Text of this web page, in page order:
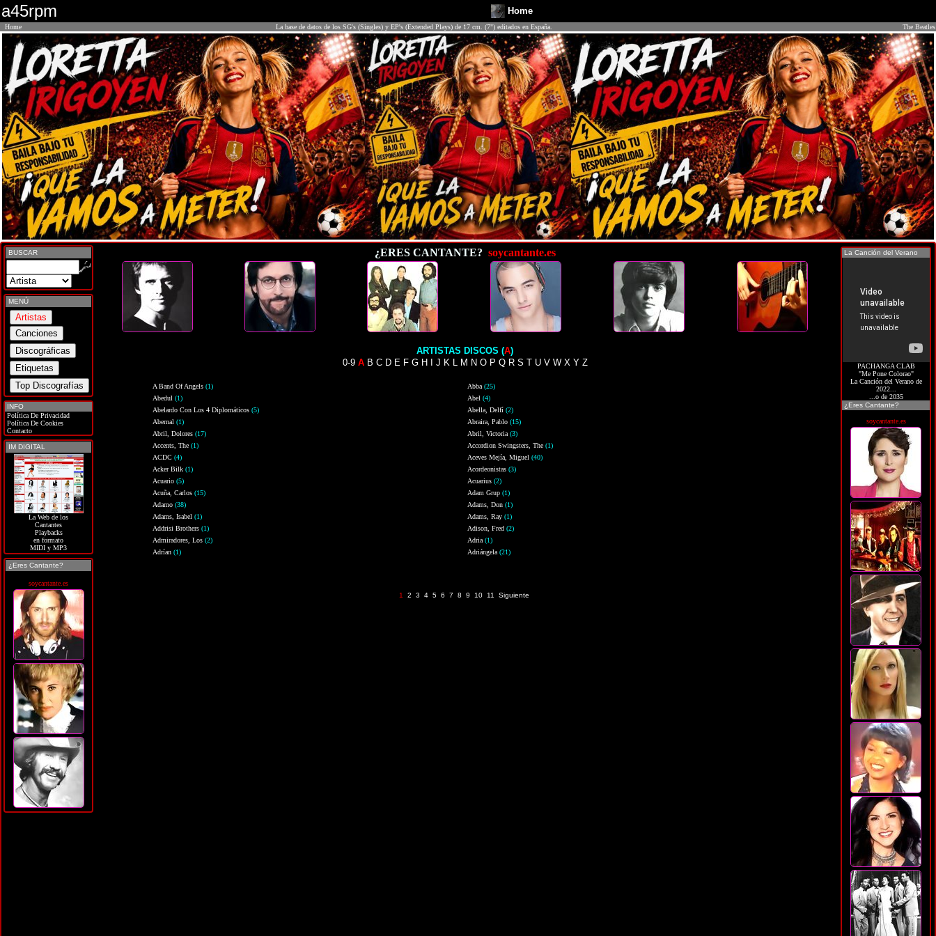
a45rpm Home
Home La base de datos de los SG's (Singles) y EP's (Extended Plays) de 17 cm. (7") editados en España. The Beatles
BUSCAR
MENÚ
INFO
Política De Privacidad
Política De Cookies
Contacto
IM DIGITAL
La Web de los
Cantantes
Playbacks
en formato
MIDI y MP3
¿Eres Cantante?
soycantante.es
¿ERES CANTANTE? soycantante.es
ARTISTAS DISCOS (A)
0-9 A B C D E F G H J K L M N O P Q R S T U V W X Y Z
A Band Of Angels (1) Abba (25)
Abedul (1) Abel (4)
Abelardo Con Los 4 Diplomáticos (5) Abella, Delfí (2)
Abernal (1) Abraira, Pablo (15)
Abril, Dolores (17) Abril, Victoria (3)
Accents, The (1) Accordion Swingsters, The (1)
ACDC (4) Aceves Mejía, Miguel (40)
Acker Bilk (1) Acordeonistas (3)
Acuario (5) Acuarius (2)
Acuña, Carlos (15) Adam Grup (1)
Adamo (38) Adams, Don (1)
Adams, Isabel (1) Adams, Ray (1)
Addrisi Brothers (1) Adison, Fred (2)
Admiradores, Los (2) Adria (1)
Adrían (1) Adriángela (21)
1 2 3 4 5 6 7 8 9 10 11 Siguiente
La Canción del Verano
PACHANGA CLAB
"Me Pone Colorao"
La Canción del Verano de
2022...
...o de 2035
¿Eres Cantante?
soycantante.es